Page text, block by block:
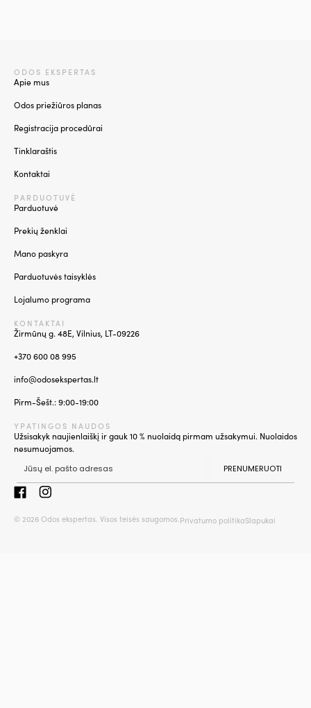
ODOS EKSPERTAS
Apie mus
Odos priežiūros planas
Registracija procedūrai
Tinklaraštis
Kontaktai
PARDUOTUVĖ
Parduotuvė
Prekių ženklai
Mano paskyra
Parduotuvės taisyklės
Lojalumo programa
KONTAKTAI
Žirmūnų g. 48E, Vilnius, LT-09226
+370 600 08 995
info@odosekspertas.lt
Pirm-Šešt.: 9:00-19:00
YPATINGOS NAUDOS
Užsisakyk naujienlaiškį ir gauk 10 % nuolaidą pirmam užsakymui. Nuolaidos
nesumuojamos.
PRENUMERUOTI
© 2026 Odos ekspertas. Visos teisės saugomos.Privatumo politikaSlapukai